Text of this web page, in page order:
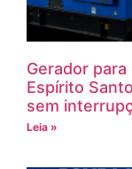
Gerador
Espírito
sem
Leia »